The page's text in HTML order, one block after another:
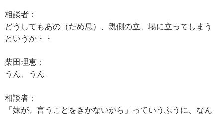
相談者：
どうしてもあの（ため息）、親側の立、場に立ってしまう
というか・・
柴田理恵：
うん、うん
相談者：
「妹が、言うことをきかないから」っていうふうに、なん